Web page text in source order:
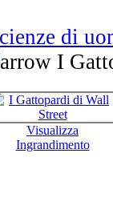
di
I
Visualizza
Ingrandimento